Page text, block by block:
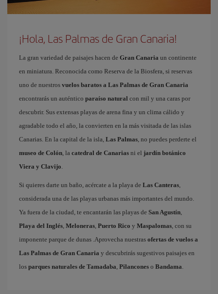
¡Hola, Las Palmas de Gran Canaria!
La gran variedad de paisajes hacen de Gran Canaria un continente
en miniatura. Reconocida como Reserva de la Biosfera, si reservas
uno de nuestros vuelos baratos a Las Palmas de Gran Canaria
encontrarás un auténtico paraíso natural con mil y una caras por
descubrir. Sus extensas playas de arena fina y un clima cálido y
agradable todo el año, la convierten en la más visitada de las islas
Canarias. En la capital de la isla, Las Palmas, no puedes perderte el
museo de Colón, la catedral de Canarias ni el jardín botánico
Viera y Clavijo.
Si quieres darte un baño, acércate a la playa de Las Canteras,
considerada una de las playas urbanas más importantes del mundo.
Ya fuera de la ciudad, te encantarán las playas de San Agustín,
Playa del Inglés, Meloneras, Puerto Rico y Maspalomas, con su
imponente parque de dunas .Aprovecha nuestras ofertas de vuelos a
Las Palmas de Gran Canaria y descubrirás sugestivos paisajes en
los parques naturales de Tamadaba, Pilancones o Bandama.